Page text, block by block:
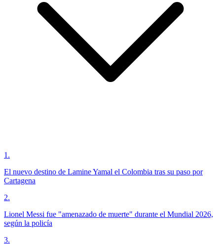
1 .
El nuevo destino de Lamine Yamal el Colombia tras su paso por
Cartagena
2.
Lionel Messi fue "amenazado de muerte" durante el Mundial 2026,
según la policía
3.